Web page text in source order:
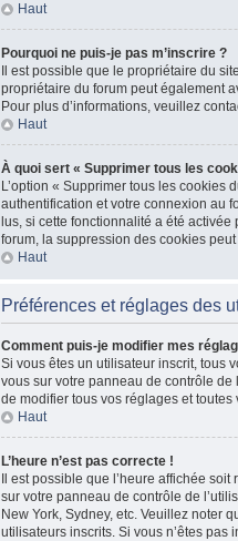
Haut
Pourquoi ne puis-je pas m’inscrire ?
Il est possible que le propriétaire du
propriétaire du forum peut également
Pour plus d’informations, veuillez
Haut
À quoi sert « Supprimer tous les
L’option « Supprimer tous les cookies
authentification et votre connexion au
lus, si cette fonctionnalité a été
forum, la suppression des cookies
Haut
Préférences et réglages des
Comment puis-je modifier mes
Si vous êtes un utilisateur inscrit, tous
vous sur votre panneau de contrôle de
de modifier tous vos réglages et toutes
Haut
L’heure n’est pas correcte !
Il est possible que l’heure affichée
sur votre panneau de contrôle de
New York, Sydney, etc. Veuillez noter
utilisateurs inscrits. Si vous n’êtes pas